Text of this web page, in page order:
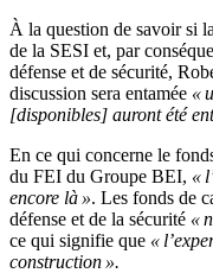
À la question de savoir si
de la SESI et, par
défense et de sécurité,
discussion sera entamée «
[disponibles] auront été
En ce qui concerne le
du FEI du Groupe BEI, «
encore là ». Les fonds de
défense et de la sécurité «
ce qui signifie que «
construction ».